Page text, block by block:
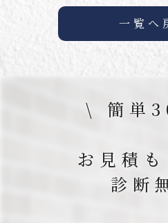
一覧へ
\ 簡単
お見積
診断